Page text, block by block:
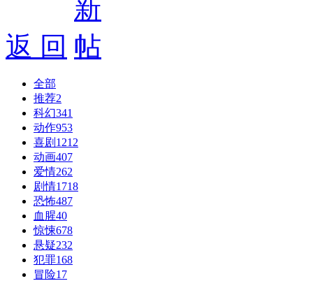
返 回
全部
推荐2
科幻341
动作953
喜剧 1212
动画407
爱情262
剧情1718
恐怖487
血腥40
惊悚678
悬疑232
犯罪168
冒险17